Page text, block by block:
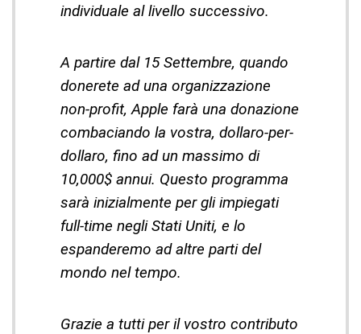
individuale al livello successivo.
A partire dal 15 Settembre, quando
donerete ad una organizzazione
non-profit, Apple farà una donazione
combaciando la vostra, dollaro-per-
dollaro, fino ad un massimo di
10,000$ annui. Questo programma
sarà inizialmente per gli impiegati
full-time negli Stati Uniti, e lo
espanderemo ad altre parti del
mondo nel tempo.
Grazie a tutti per il vostro contributo